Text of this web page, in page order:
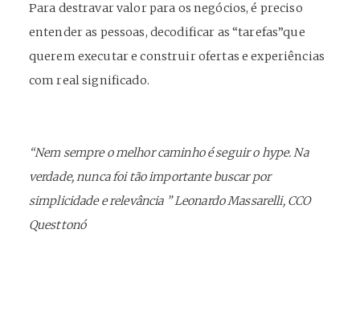
Para destravar valor para os negócios, é preciso
entender as pessoas, decodificar as “tarefas”que
querem executar e construir ofertas e experiências
com real significado.
“Nem sempre o melhor caminho é seguir o hype. Na
verdade, nunca foi tão importante buscar por
simplicidade e relevância ”Leonardo Massarelli, CCO
Questtonó